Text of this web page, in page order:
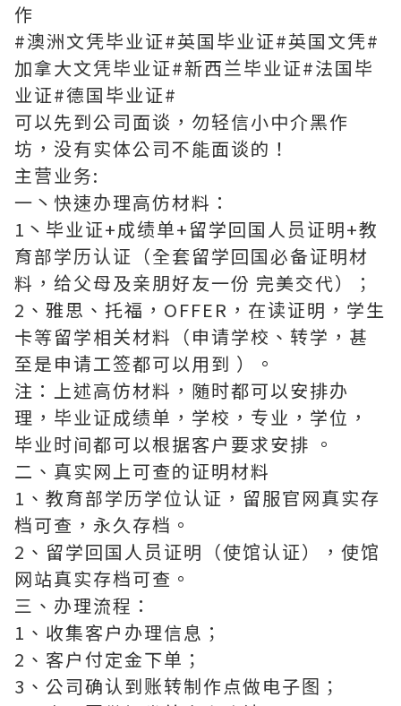
作
#澳洲文凭毕业证#英国毕业证#英国文凭#
加拿大文凭毕业证#新西兰毕业证#法国毕
业证#德国毕业证#
可以先到公司面谈，勿轻信小中介黑作
坊，没有实体公司不能面谈的！
主营业务:
一丶快速办理高仿材料：
1丶毕业证+成绩单+留学回国人员证明+教
育部学历认证（全套留学回国必备证明材
料，给父母及亲朋好友一份 完美交代）；
2、雅思、托福，OFFER，在读证明，学生
卡等留学相关材料（申请学校、转学，甚
至是申请工签都可以用到 ）。
注：上述高仿材料，随时都可以安排办
理，毕业证成绩单，学校，专业，学位，
毕业时间都可以根据客户要求安排 。
二、真实网上可查的证明材料
1、教育部学历学位认证，留服官网真实存
档可查，永久存档。
2、留学回国人员证明（使馆认证），使馆
网站真实存档可查。
三、办理流程：
1、收集客户办理信息；
2、客户付定金下单；
3、公司确认到账转制作点做电子图；